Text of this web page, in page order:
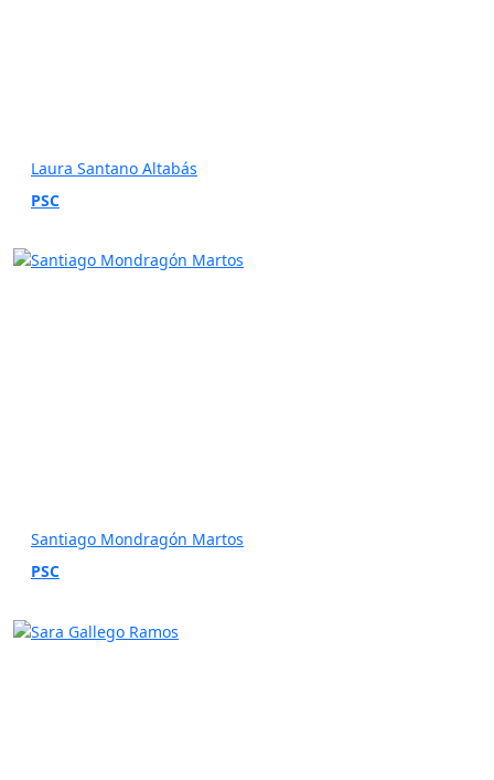
Laura Santano Altabás
PSC
Santiago Mondragón Martos
PSC